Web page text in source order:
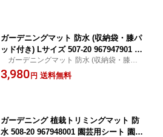
ガーデニングマット 防水 (収納袋・膝パ
ッド付き) Lサイズ 507-20 967947901 園
芸用シート 園芸マット ガーデニング ガ
ルデナ GARDENA 【送料無料】
ガーデニングマット 防水 (収納袋・膝パ
ッド付き) Lサイズ 送料無料
3,980円 送料無料
ガーデニング 植栽トリミングマット 防
水 508-20 967948001 園芸用シート 園芸